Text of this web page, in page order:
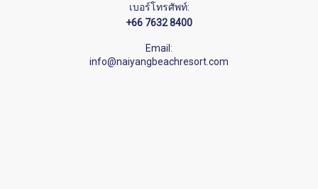
เบอร์โทรศัพท์:
+66 7632 8400
Email:
info@naiyangbeachresort.com